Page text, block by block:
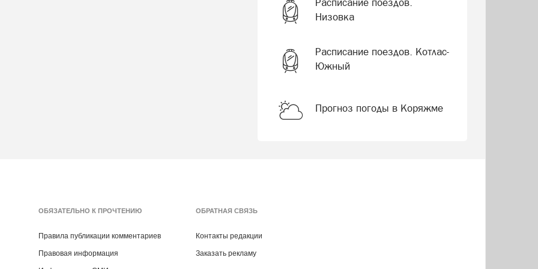
Низовка
Расписание поездов. Котлас-
Южный
Прогноз погоды в Коряжме
ОБЯЗАТЕЛЬНО К ПРОЧТЕНИЮ
Правила публикации комментариев
Правовая информация
ОБРАТНАЯ СВЯЗЬ
Контакты редакции
Заказать рекламу